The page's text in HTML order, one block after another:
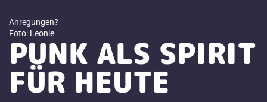
Anregungen?
Foto: Leonie
PUNK ALS SPIRIT
FÜR HEUTE